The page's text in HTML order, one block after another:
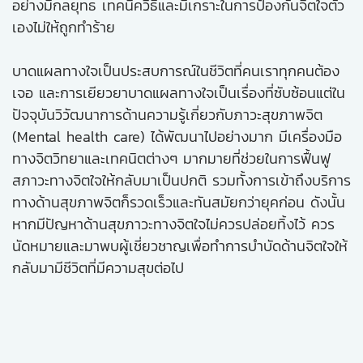
อย่างมีกลยุทธ เทคนิควิธีและมีเกราะในการป้องกันจิตใจตัว
เองไม่ให้ถูกทำร้าย
บาดแผลทางใจเป็นประสบการณ์ในชีวิตที่คนเราทุกคนต้อง
เจอ และการเยียวยาบาดแผลทางใจเป็นเรื่องที่ซับซ้อนแต่ใน
ปัจจุบันวิวัฒนาการด้านความรู้เกี่ยวกับภาวะสุขภาพจิต
(Mental health care) ได้พัฒนาไปอย่างมาก มีเครื่องมือ
ทางจิตวิทยาและเทคนิตต่างๆ มากมายที่ช่วยในการฟื้นฟู
สภาวะทางจิตใจให้กลับมาเป็นปกติ รวมทั้งการเข้าถึงบริการ
ทางด้านสุขภาพจิตก็รวดเร็วและทันสมัยกว่ายุคก่อน ดังนั้น
หากมีปัญหาด้านสุขภาวะทางจิตใจไม่ควรปล่อยทิ้งไว้ ควร
นัดหมายและมาพบผู้เชี่ยวชาญเพื่อทำการบำบัดด้านจิตใจให้
กลับมามีชีวิตที่มีความสุขต่อไป